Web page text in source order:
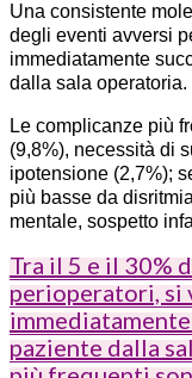
Una consistente
degli eventi avversi
immediatamente
dalla sala operatoria.
Le complicanze più
(9,8%), necessità di
ipotensione (2,7%);
più basse da
mentale, sospetto
Tra il 5 e il 30%
perioperatori, si
paziente dalla